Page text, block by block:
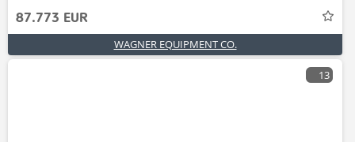
87.773 EUR
WAGNER EQUIPMENT CO.
13